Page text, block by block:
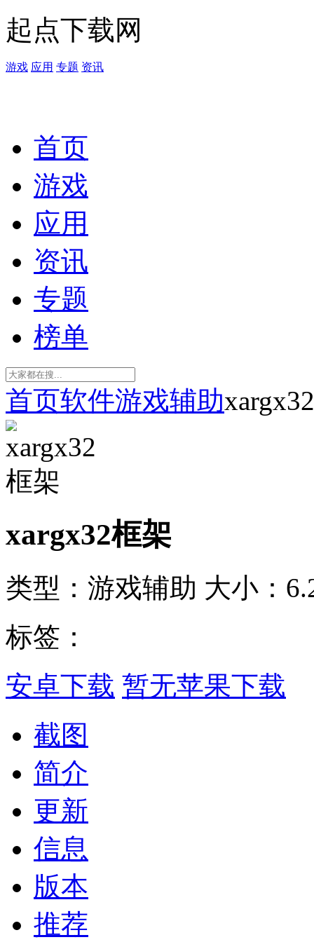
起点下载网
游戏 应用 专题 资讯
首页
游戏
应用
资讯
专题
榜单
首页软件游戏辅助
xargx32框架
类型：游戏辅助 大小：
标签：
安卓下载 暂无苹果下载
截图
简介
更新
信息
版本
推荐